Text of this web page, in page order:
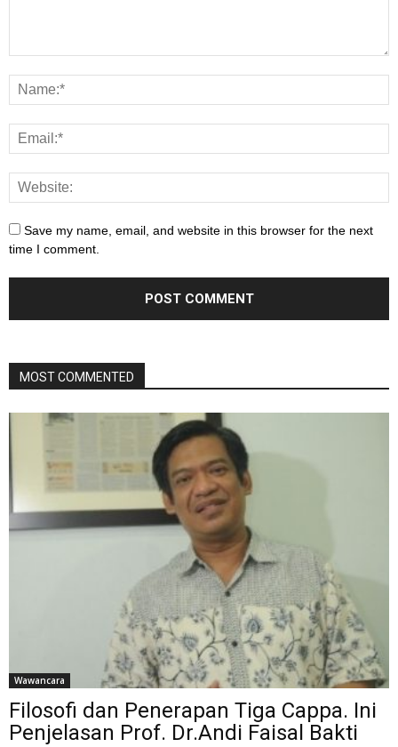
Save my name, email, and website in this browser for the next
time I comment.
MOST COMMENTED
Wawancara
Filosofi dan Penerapan Tiga Cappa. Ini
Penjelasan Prof. Dr.Andi Faisal Bakti